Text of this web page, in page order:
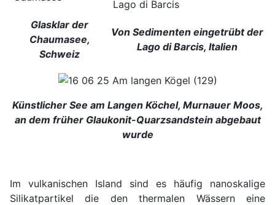
Glasklar der
Chaumasee,
Schweiz
Von Sedimenten eingetrübt der
Lago di Barcis, Italien
Künstlicher See am Langen Köchel, Murnauer Moos,
an dem früher Glaukonit-Quarzsandstein abgebaut
wurde
Im vulkanischen Island sind es häufig nanoskalige
Silikatpartikel die den thermalen Wässern eine